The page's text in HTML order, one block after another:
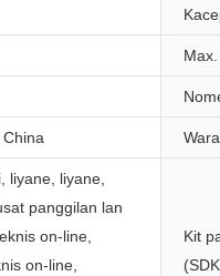
liyane, liyane,
panggilan lan
on-line,
on-line,
Kit